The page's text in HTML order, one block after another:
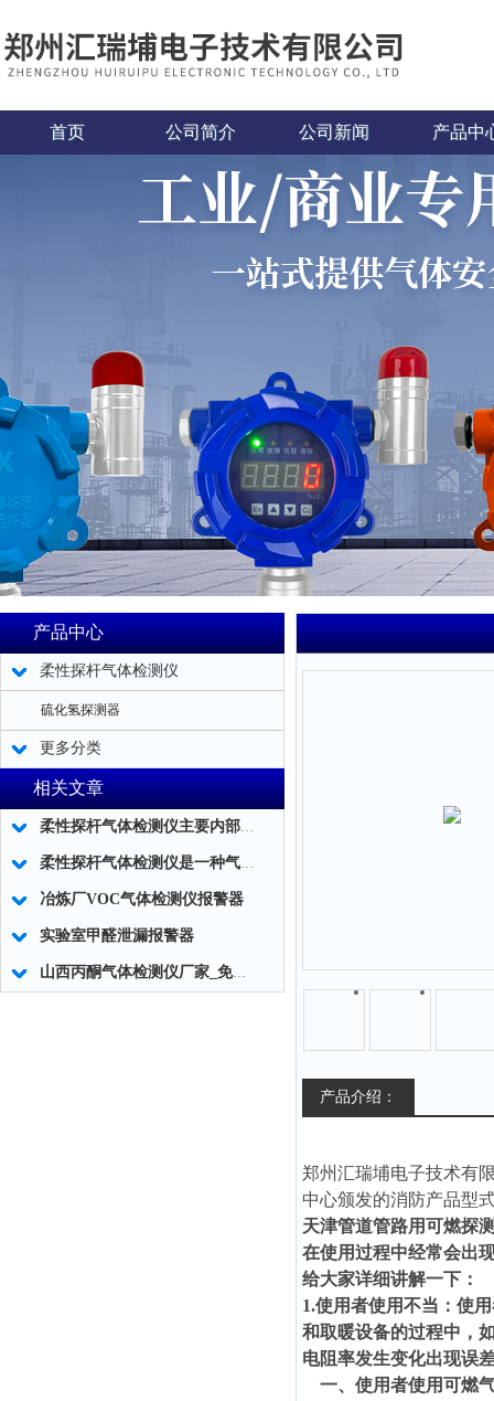
首页 公司简介 公司新闻 产品中
产品中心
柔性探杆气体检测仪
硫化氢探测器
更多分类
相关文章
柔性探杆气体检测仪主要内部结构简述
柔性探杆气体检测仪是一种气体泄露浓度检测的仪器仪表工具
冶炼厂VOC气体检测仪报警器
实验室甲醛泄漏报警器
山西丙酮气体检测仪厂家_免费标定
产品介绍：
郑州汇瑞埔电子技术有
中心颁发的消防产品型
天津管道管路用可燃探
在使用过程中经常会出
给大家详细讲解一下：
1.使用者使用不当：使
和取暖设备的过程中，
电阻率发生变化出现误
一、使用者使用可燃